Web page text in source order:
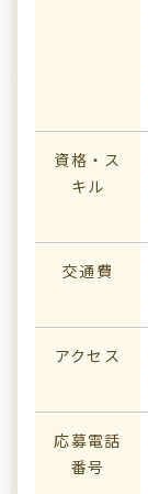
資格・ス
キル
交通費
アクセス
応募電話
番号